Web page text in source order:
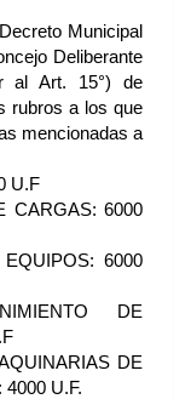
Municipal
Deliberante
al Art. 15°) de
rubros a los que
mencionadas a
U.F
CARGAS: 6000
6000
DE
DE
U.F.